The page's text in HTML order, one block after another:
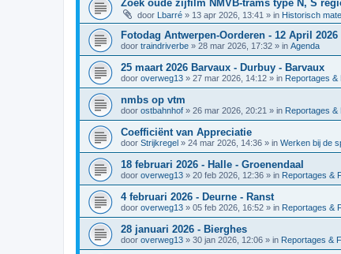
Zoek oude zijfilm NMVB-trams type N, S
door Lbarré » 13 apr 2026, 13:41 » in Historisch
Fotodag Antwerpen-Oorderen - 12 April 2026
door traindriverbe » 28 mar 2026, 17:32 » in Agenda
25 maart 2026 Barvaux - Durbuy - Barvaux
door overweg13 » 27 mar 2026, 14:12 » in Reportages &
nmbs op vtm
door ostbahnhof » 26 mar 2026, 20:21 » in Reportages &
Coefficiënt van Appreciatie
door Strijkregel » 24 mar 2026, 14:36 » in Werken bij de
18 februari 2026 - Halle - Groenendaal
door overweg13 » 20 feb 2026, 12:36 » in Reportages &
4 februari 2026 - Deurne - Ranst
door overweg13 » 05 feb 2026, 16:52 » in Reportages &
28 januari 2026 - Bierghes
door overweg13 » 30 jan 2026, 12:06 » in Reportages &